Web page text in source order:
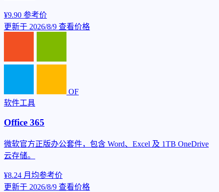
¥9.90 参考价
更新于 2026/8/9 查看价格
OF
软件工具
Office 365
微软官方正版办公套件，包含 Word、Excel 及 1TB OneDrive
云存储。
¥8.24 月均参考价
更新于 2026/8/9 查看价格